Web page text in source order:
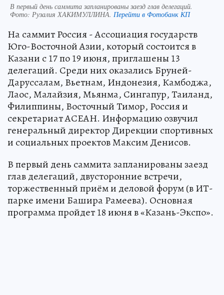
В первый день саммита запланированы заезд глав делегаций.
Фото: Рузалия ХАКИМУЛЛИНА. Перейти в Фотобанк КП
На саммит Россия - Ассоциация государств
Юго-Восточной Азии, который состоится в
Казани с 17 по 19 июня, приглашены 13
делегаций. Среди них оказались Бруней-
Даруссалам, Вьетнам, Индонезия, Камбоджа,
Лаос, Малайзия, Мьянма, Сингапур, Таиланд,
Филиппины, Восточный Тимор, Россия и
секретариат АСЕАН. Информацию озвучил
генеральный директор Дирекции спортивных
и социальных проектов Максим Денисов.
В первый день саммита запланированы заезд
глав делегаций, двусторонние встречи,
торжественный приём и деловой форум (в ИТ-
парке имени Башира Рамеева). Основная
программа пройдет 18 июня в «Казань-Экспо».